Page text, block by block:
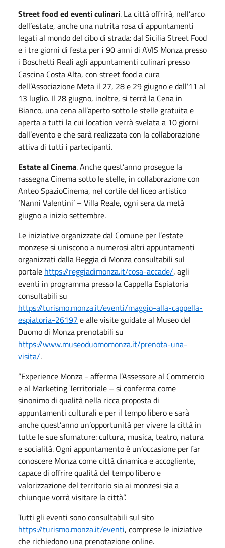
Street food ed eventi culinari. La città offrirà, nell’arco
dell’estate, anche una nutrita rosa di appuntamenti
legati al mondo del cibo di strada: dal Sicilia Street Food
e i tre giorni di festa per i 90 anni di AVIS Monza presso
i Boschetti Reali agli appuntamenti culinari presso
Cascina Costa Alta, con street food a cura
dell’Associazione Meta il 27, 28 e 29 giugno e dall’11 al
13 luglio. Il 28 giugno, inoltre, si terrà la Cena in
Bianco, una cena all’aperto sotto le stelle gratuita e
aperta a tutti la cui location verrà svelata a 10 giorni
dall’evento e che sarà realizzata con la collaborazione
attiva di tutti i partecipanti.
Estate al Cinema. Anche quest’anno prosegue la
rassegna Cinema sotto le stelle, in collaborazione con
Anteo SpazioCinema, nel cortile del liceo artistico
‘Nanni Valentini’ – Villa Reale, ogni sera da metà
giugno a inizio settembre.
Le iniziative organizzate dal Comune per l’estate
monzese si uniscono a numerosi altri appuntamenti
organizzati dalla Reggia di Monza consultabili sul
portale https://reggiadimonza.it/cosa-accade/, agli
eventi in programma presso la Cappella Espiatoria
consultabili su
https://turismo.monza.it/eventi/maggio-alla-cappella-
espiatoria-26197 e alle visite guidate al Museo del
Duomo di Monza prenotabili su
https://www.museoduomomonza.it/prenota-una-
visita/.
“Experience Monza - afferma l’Assessore al Commercio
e al Marketing Territoriale – si conferma come
sinonimo di qualità nella ricca proposta di
appuntamenti culturali e per il tempo libero e sarà
anche quest’anno un’opportunità per vivere la città in
tutte le sue sfumature: cultura, musica, teatro, natura
e socialità. Ogni appuntamento è un’occasione per far
conoscere Monza come città dinamica e accogliente,
capace di offrire qualità del tempo libero e
valorizzazione del territorio sia ai monzesi sia a
chiunque vorrà visitare la città”.
Tutti gli eventi sono consultabili sul sito
https://turismo.monza.it/eventi, comprese le iniziative
che richiedono una prenotazione online.